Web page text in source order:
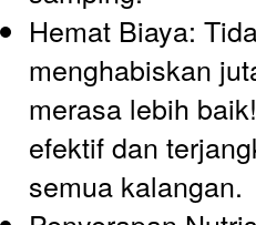
Hemat Biaya:
menghabiskan
merasa lebih
efektif dan
semua kalangan.